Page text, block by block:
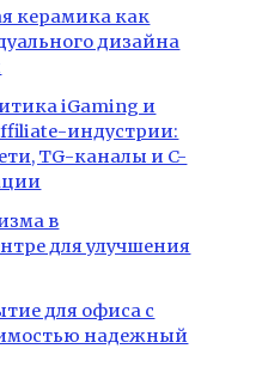
керамика как
дизайна
iGaming и
индустрии:
TG-каналы и C-
в
для улучшения
для офиса с
надежный